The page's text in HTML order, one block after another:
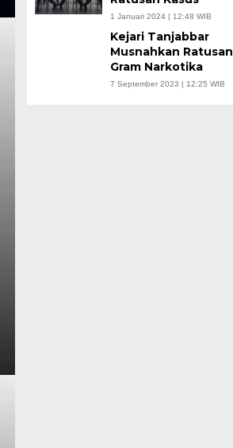
1 Januari 2024 | 12:48 WIB
Kejari Tanjabbar
Musnahkan Ratusan
Gram Narkotika
7 September 2023 | 12:25 WIB